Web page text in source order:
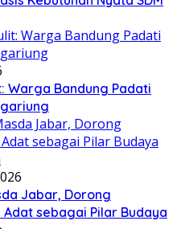
Warga Bandung Padati
Jabar, Dorong
sebagai Pilar Budaya